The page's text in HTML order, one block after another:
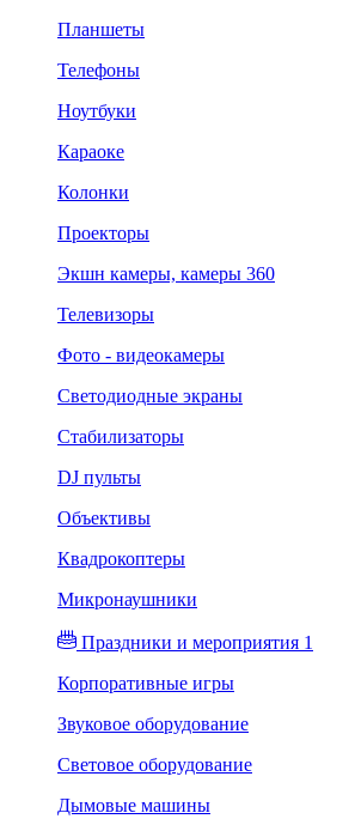
Планшеты
Телефоны
Ноутбуки
Караоке
Колонки
Проекторы
Экшн камеры, камеры 360
Телевизоры
Фото - видеокамеры
Светодиодные экраны
Стабилизаторы
DJ пульты
Объективы
Квадрокоптеры
Микронаушники
Праздники и мероприятия 1
Корпоративные игры
Звуковое оборудование
Световое оборудование
Дымовые машины